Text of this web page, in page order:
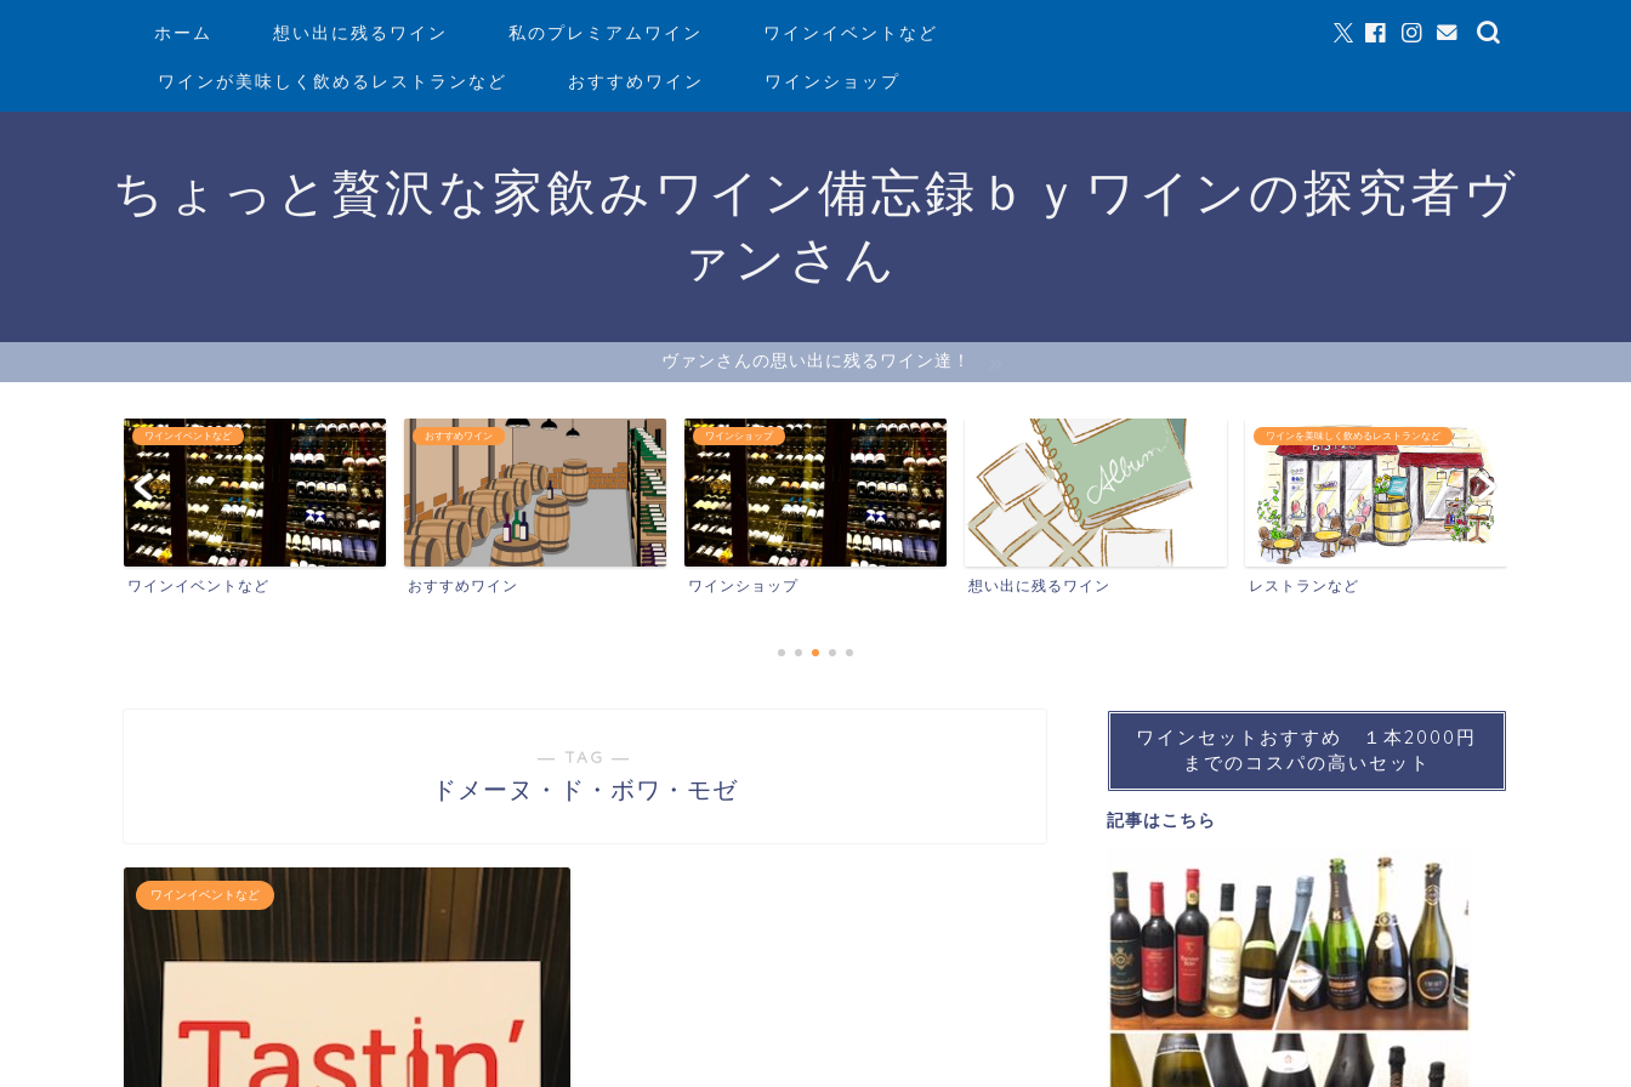
ホーム 想い出に残るワイン 私のプレミアムワイン ワインイベントなど
ワインが美味しく飲めるレストランなど おすすめワイン ワインショップ
ちょっと贅沢な家飲みワイン備忘録ｂｙワインの探究者ヴ
ァンさん
ヴァンさんの思い出に残るワイン達！
ワインイベントなど
ワインイベントなど
おすすめワイン
おすすめワイン
ワインショップ
ワインショップ 想い出に残るワイン
ワインを美味しく飲めるレストランなど
レストランなど
― TAG ―
ドメーヌ・ド・ボワ・モゼ
ワインイベントなど
ワインセットおすすめ １本2000円
までのコスパの高いセット
記事はこちら